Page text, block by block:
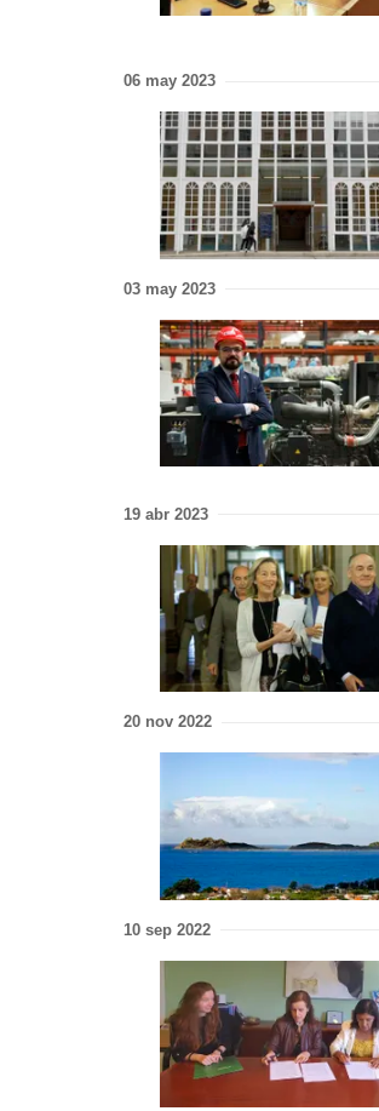
06 may 2023
03 may 2023
19 abr 2023
20 nov 2022
10 sep 2022